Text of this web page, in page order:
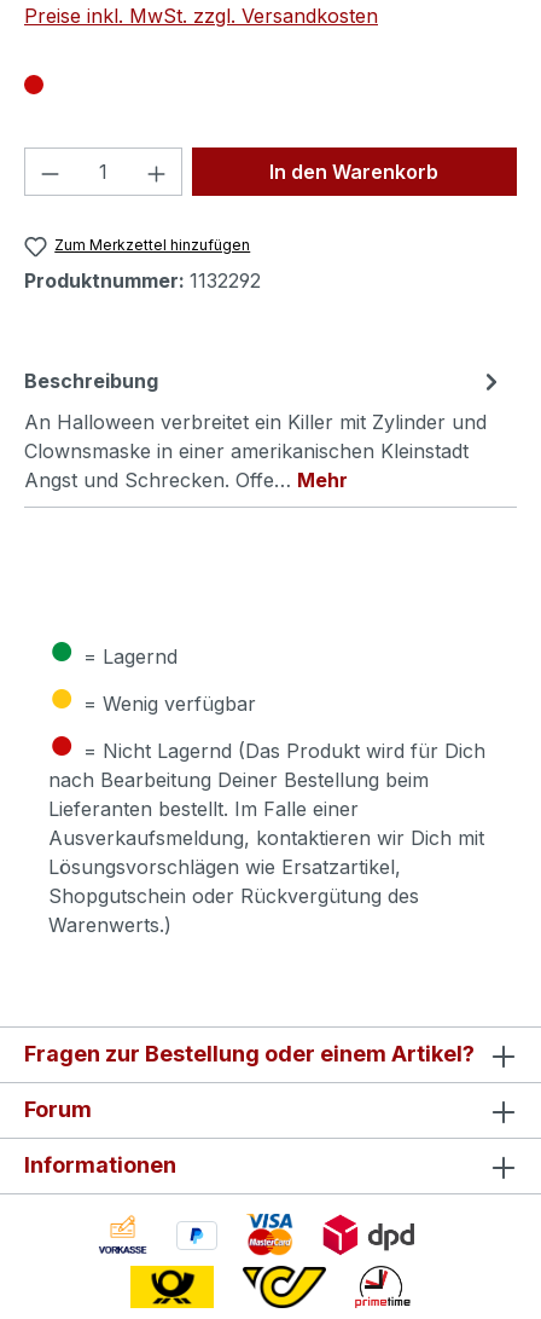
Preise inkl. MwSt. zzgl. Versandkosten
Produkt Anzahl: Gib denIn den Warenkorb
Zum Merkzettel hinzufügen
Produktnummer: 1132292
Beschreibung
An Halloween verbreitet ein Killer mit Zylinder und
Clownsmaske in einer amerikanischen Kleinstadt
Angst und Schrecken. Offe… Mehr
● = Lagernd
● = Wenig verfügbar
● = Nicht Lagernd (Das Produkt wird für Dich
nach Bearbeitung Deiner Bestellung beim
Lieferanten bestellt. Im Falle einer
Ausverkaufsmeldung, kontaktieren wir Dich mit
Lösungsvorschlägen wie Ersatzartikel,
Shopgutschein oder Rückvergütung des
Warenwerts.)
Fragen zur Bestellung oder einem Artikel?
Forum
Informationen